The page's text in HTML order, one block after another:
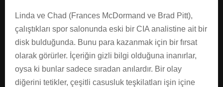
Linda ve Chad (Frances McDormand ve Brad Pitt),
çalıştıkları spor salonunda eski bir CIA analistine ait bir
disk bulduğunda. Bunu para kazanmak için bir fırsat
olarak görürler. İçeriğin gizli bilgi olduğuna inanırlar,
oysa ki bunlar sadece sıradan anılardır. Bir olay
diğerini tetikler, çeşitli casusluk teşkilatları işin içine